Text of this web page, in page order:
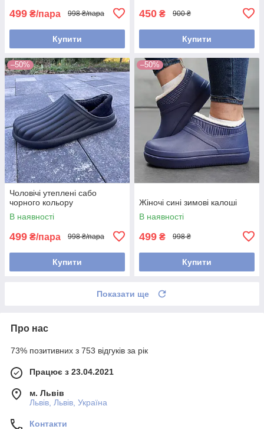
499 ₴/пара 998 ₴/пара
Купити
450 ₴ 900 ₴
Купити
–50%
Чоловічі утеплені сабо
чорного кольору
В наявності
499 ₴/пара 998 ₴/пара
Купити
–50%
Жіночі сині зимові калоші
В наявності
499 ₴ 998 ₴
Купити
Показати ще
Про нас
73% позитивних з 753 відгуків за рік
Працює з 23.04.2021
м. Львів
Львів, Львів, Україна
Контакти